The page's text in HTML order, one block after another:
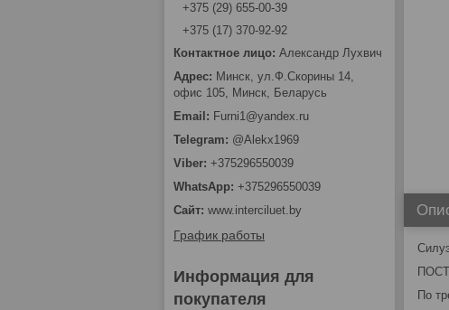
По
+375 (29) 655-00-39
+375 (17) 370-92-92
Александр Лухвич
Минск, ул.Ф.Скорины 14,
офис 105, Минск, Беларусь
Furni1@yandex.ru
@Alekx1969
+375296550039
+375296550039
www.interciluet.by
График работы
Информация для
покупателя